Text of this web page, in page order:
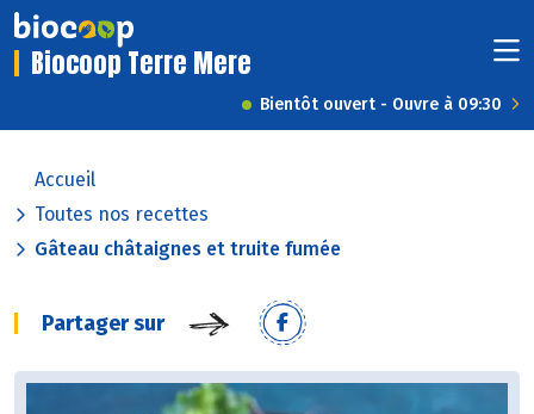
Biocoop Terre Mere
Bientôt ouvert - Ouvre à 09:30
Accueil
Toutes nos recettes
Gâteau châtaignes et truite fumée
Partager sur